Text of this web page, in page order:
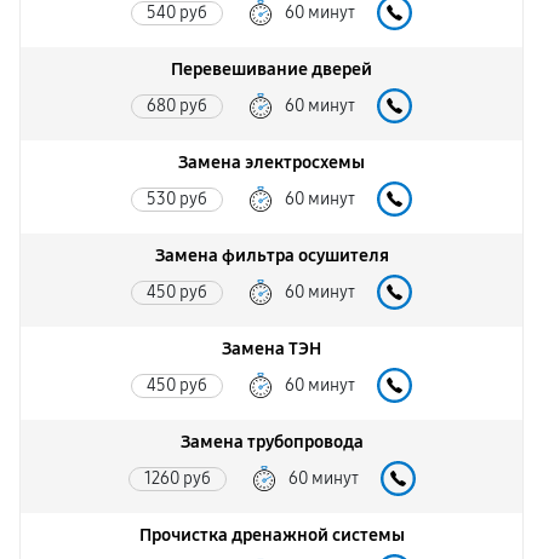
540 руб 60 минут
Перевешивание дверей
680 руб 60 минут
Замена электросхемы
530 руб 60 минут
Замена фильтра осушителя
450 руб 60 минут
Замена ТЭН
450 руб 60 минут
Замена трубопровода
1260 руб 60 минут
Прочистка дренажной системы